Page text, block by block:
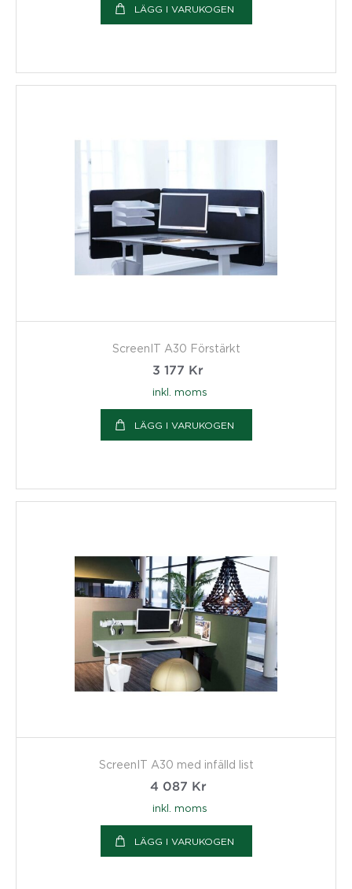
LÄGG I VARUKOGEN
ScreenIT A30 Förstärkt
3 177 Kr
inkl. moms
LÄGG I VARUKOGEN
ScreenIT A30 med infälld list
4 087 Kr
inkl. moms
LÄGG I VARUKOGEN